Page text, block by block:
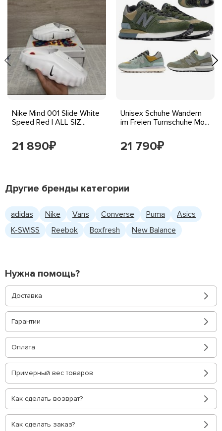
Nike Mind 001 Slide White
Speed Red | ALL SIZ...
21 890₽
Unisex Schuhe Wandern
im Freien Turnschuhe Mo...
21 790₽
Другие бренды категории
adidas Nike Vans Converse Puma
Asics
K-SWISS
Reebok Boxfresh New Balance
Нужна помощь?
Доставка
Гарантии
Оплата
Примерный вес товаров
Как сделать возврат?
Как сделать заказ?